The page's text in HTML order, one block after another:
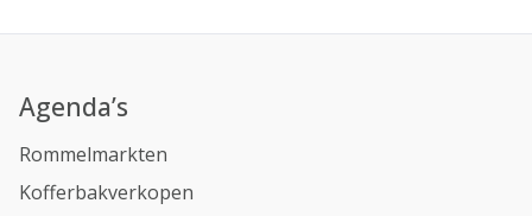
Agenda’s
Rommelmarkten
Kofferbakverkopen